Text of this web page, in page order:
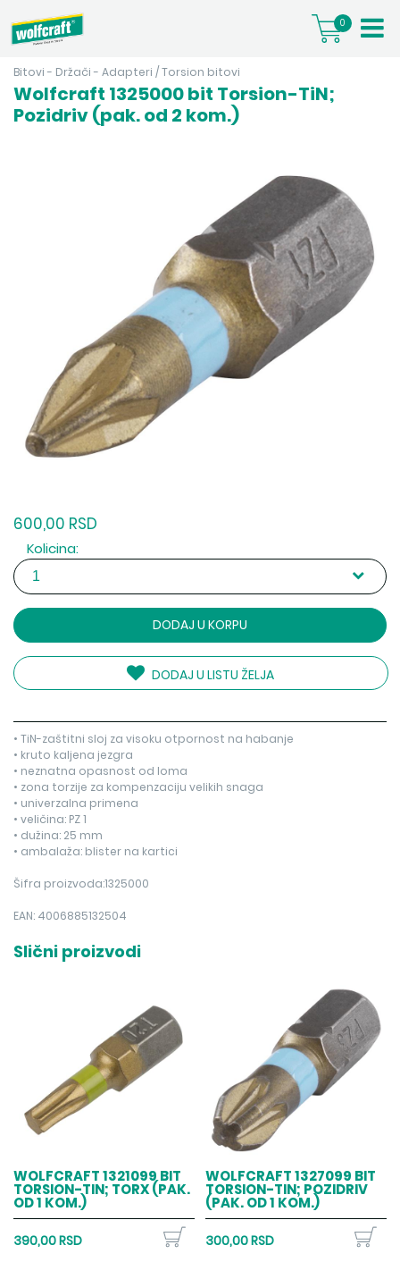
0
Bitovi - Držači - Adapteri /Torsion bitovi
Wolfcraft 1325000 bit Torsion-TiN;
Pozidriv (pak. od 2 kom.)
600,00 RSD
Kolicina:
DODAJ U KORPU
DODAJ U LISTU ŽELJA
• TiN-zaštitni sloj za visoku otpornost na habanje
• kruto kaljena jezgra
• neznatna opasnost od loma
• zona torzije za kompenzaciju velikih snaga
• univerzalna primena
• veličina: PZ 1
• dužina: 25 mm
• ambalaža: blister na kartici
Šifra proizvoda:1325000
EAN: 4006885132504
Slični proizvodi
WOLFCRAFT 1321099 BIT
TORSION-TIN; TORX (PAK.
OD 1 KOM.)
390,00 RSD
WOLFCRAFT 1327099 BIT
TORSION-TIN; POZIDRIV
(PAK. OD 1 KOM.)
300,00 RSD